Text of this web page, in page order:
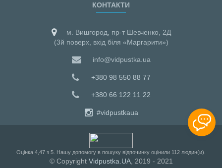
КОНТАКТИ
м. Вишгород, пр-т Шевченко, 2Д
(3й поверх, вхід біля «Маргарити»)
info@vidpustka.ua
+380 98 550 88 77
+380 66 122 11 22
#vidpustkaua
Оцiнка 4,47 з 5 . Нашу допомогу в пошуку відпочинку оцінили 112 людин(и).
© Copyright Vidpustka.UA, 2019 - 2021